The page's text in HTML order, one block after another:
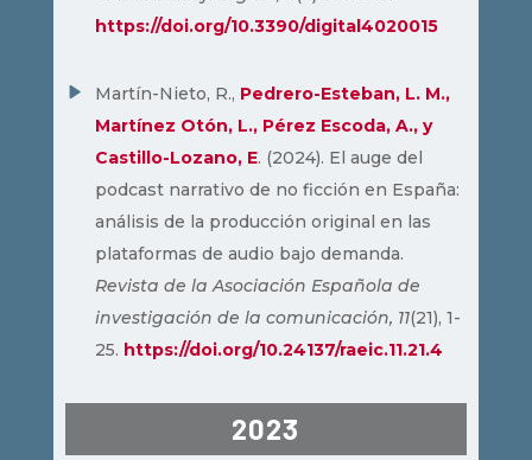
https://doi.org/10.3390/digital4020015
Martín-Nieto, R., Pedrero-Esteban, L. M.,
Martínez Otón, L., Pérez Escoda, A., y
Castillo-Lozano, E. (2024). El auge del
podcast narrativo de no ficción en España:
análisis de la producción original en las
plataformas de audio bajo demanda.
Revista de la Asociación Española de
investigación de la comunicación, 11(21), 1-
25. https://doi.org/10.24137/raeic.11.21.4
2023